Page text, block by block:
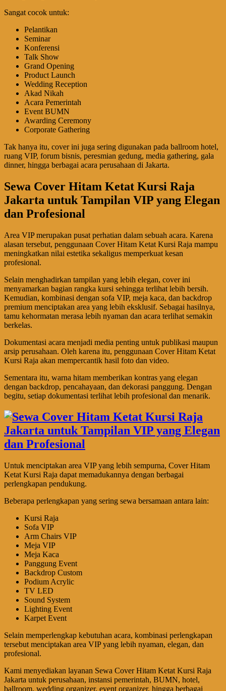
Sangat cocok untuk:
Pelantikan
Seminar
Konferensi
Talk Show
Grand Opening
Product Launch
Wedding Reception
Akad Nikah
Acara Pemerintah
Event BUMN
Awarding Ceremony
Corporate Gathering
Tak hanya itu, cover ini juga sering digunakan pada ballroom hotel,
ruang VIP, forum bisnis, peresmian gedung, media gathering, gala
dinner, hingga berbagai acara perusahaan di Jakarta.
Sewa Cover Hitam Ketat Kursi Raja
Jakarta untuk Tampilan VIP yang Elegan
dan Profesional
Area VIP merupakan pusat perhatian dalam sebuah acara. Karena
alasan tersebut, penggunaan Cover Hitam Ketat Kursi Raja mampu
meningkatkan nilai estetika sekaligus memperkuat kesan
profesional.
Selain menghadirkan tampilan yang lebih elegan, cover ini
menyamarkan bagian rangka kursi sehingga terlihat lebih bersih.
Kemudian, kombinasi dengan sofa VIP, meja kaca, dan backdrop
premium menciptakan area yang lebih eksklusif. Sebagai hasilnya,
tamu kehormatan merasa lebih nyaman dan acara terlihat semakin
berkelas.
Dokumentasi acara menjadi media penting untuk publikasi maupun
arsip perusahaan. Oleh karena itu, penggunaan Cover Hitam Ketat
Kursi Raja akan mempercantik hasil foto dan video.
Sementara itu, warna hitam memberikan kontras yang elegan
dengan backdrop, pencahayaan, dan dekorasi panggung. Dengan
begitu, setiap dokumentasi terlihat lebih profesional dan menarik.
Untuk menciptakan area VIP yang lebih sempurna, Cover Hitam
Ketat Kursi Raja dapat memadukannya dengan berbagai
perlengkapan pendukung.
Beberapa perlengkapan yang sering sewa bersamaan antara lain:
Kursi Raja
Sofa VIP
Arm Chairs VIP
Meja VIP
Meja Kaca
Panggung Event
Backdrop Custom
Podium Acrylic
TV LED
Sound System
Lighting Event
Karpet Event
Selain memperlengkap kebutuhan acara, kombinasi perlengkapan
tersebut menciptakan area VIP yang lebih nyaman, elegan, dan
profesional.
Kami menyediakan layanan Sewa Cover Hitam Ketat Kursi Raja
Jakarta untuk perusahaan, instansi pemerintah, BUMN, hotel,
ballroom, wedding organizer, event organizer, hingga berbagai